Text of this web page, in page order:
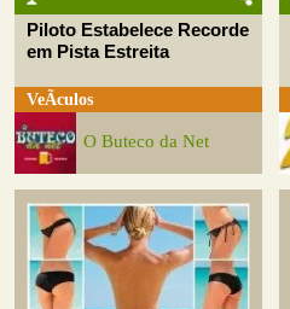
Piloto Estabelece Recorde
em Pista Estreita
VeÃ­culos
O Buteco da Net